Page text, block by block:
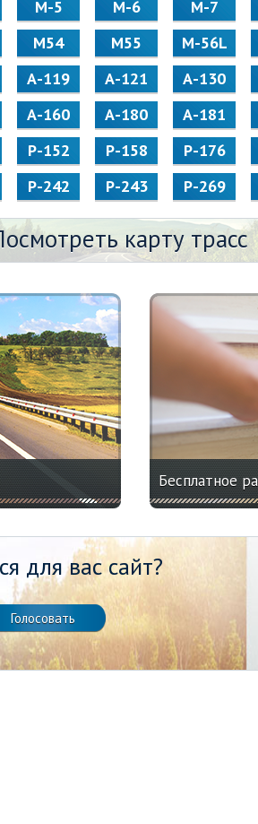
М-5 М-6 М-7
М54 М55 M-56L
А-119 А-121 А-130
А-160 А-180 А-181
Р-152 Р-158 Р-176
Р-242 Р-243 Р-269
карту трасс
Бесплатное
для вас сайт?